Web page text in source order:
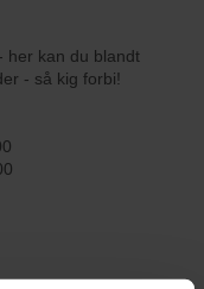
her kan du blandt
- så kig forbi!